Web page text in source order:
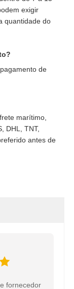
exigir
quantidade do
de
marítimo,
DHL, TNT,
antes de
fornecedor